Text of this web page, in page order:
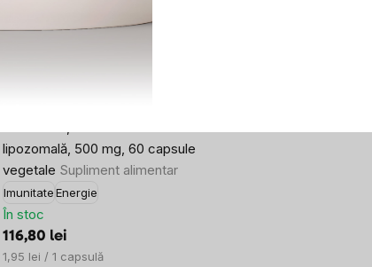
lipozomală, 500 mg, 60 capsule
vegetale Supliment alimentar
ImunitateEnergie
În stoc
116,80 lei
Evaluare
1,95 lei / 1 capsulă